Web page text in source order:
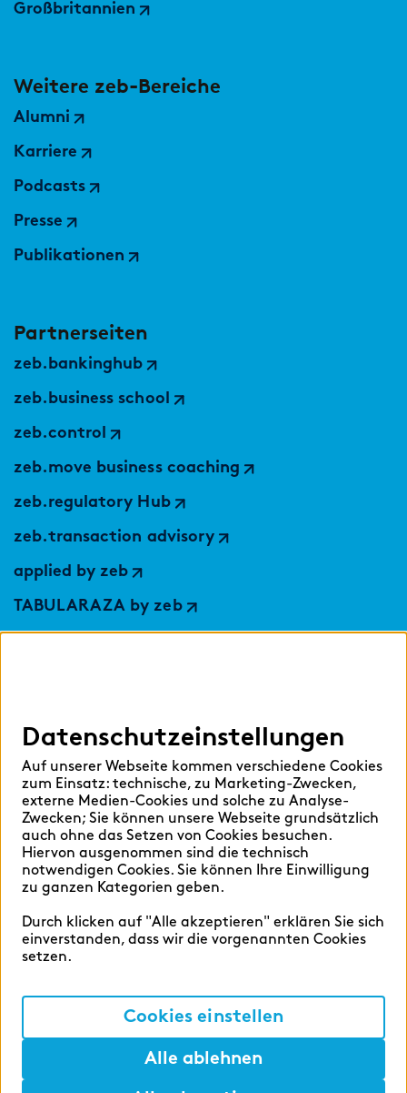
Großbritannien
Weitere zeb-Bereiche
Alumni
Karriere
Podcasts
Presse
Publikationen
Partnerseiten
zeb.bankinghub
zeb.business school
zeb.control
zeb.move business coaching
zeb.regulatory Hub
zeb.transaction advisory
applied by zeb
TABULARAZA by zeb
Hilfen
Sprache auswählen:
Deutsch English
Datenschutz
Datenschutzeinstellungen
Auf unserer Webseite kommen verschiedene Cookies
zum Einsatz: technische, zu Marketing-Zwecken,
externe Medien-Cookies und solche zu Analyse-
Zwecken; Sie können unsere Webseite grundsätzlich
auch ohne das Setzen von Cookies besuchen.
Hiervon ausgenommen sind die technisch
notwendigen Cookies. Sie können Ihre Einwilligung
zu ganzen Kategorien geben.
Durch klicken auf "Alle akzeptieren" erklären Sie sich
einverstanden, dass wir die vorgenannten Cookies
setzen.
Cookies einstellen
Alle ablehnen